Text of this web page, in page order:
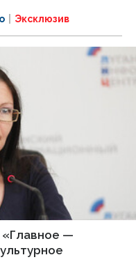
Эксклюзив
«Главное —